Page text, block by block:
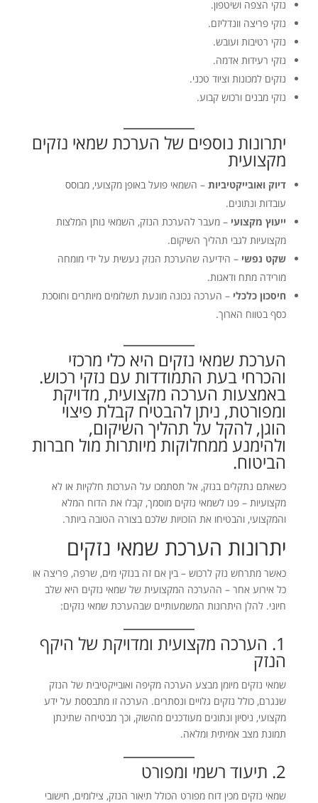
נזקי הצפה ושיטפון.
נזקי פריצה וונדליזם.
נזקי רטיבות ועובש.
נזקי רעידות אדמה.
נזקים למכונות וציוד טכני.
נזקי מבנים ורכוש קבוע.
יתרונות נוספים של הערכת שמאי נזקים
מקצועית
דיוק ואובייקטיביות– השמאי פועל באופן מקצועי, מבוסס
עובדות ונתונים.
ייעוץ מקצועי – מעבר להערכת הנזק, השמאי נותן המלצות
מקצועיות לגבי תהליך השיקום.
שקט נפשי – הידיעה שהערכת הנזק נעשית על ידי מומחה
מורידה מתח ודאגות.
חיסכון כלכלי – הערכה נכונה מונעת תשלומים מיותרים וחוסכת
כסף בטווח הארוך.
הערכת שמאי נזקים היא כלי מרכזי
והכרחי בעת התמודדות עם נזקי רכוש.
באמצעות הערכה מקצועית, מדויקת
ומפורטת, ניתן להבטיח קבלת פיצוי
הוגן, להקל על תהליך השיקום,
ולהימנע ממחלוקות מיותרות מול חברות
הביטוח.
כשאתם נתקלים בנזק, אל תסתמכו על הערכות חלקיות או לא
מקצועיות – פנו לשמאי נזקים מוסמך, קבלו את הדוח המלא
והמקצועי, והבטיחו את הזכויות שלכם בצורה הטובה ביותר.
יתרונות הערכת שמאי נזקים
כאשר מתרחש נזק לרכוש – בין אם זה בנזקי מים, שרפה, פריצה או
כל אירוע אחר – ההערכה המקצועית של שמאי נזקים היא שלב
חיוני. להלן היתרונות המשמעותיים שבהערכת שמאי נזקים:
1. הערכה מקצועית ומדויקת של היקף
הנזק
שמאי נזקים מיומן מבצע הערכה מקיפה ואובייקטיבית של הנזק
שנגרם, כולל נזקים גלויים ונסתרים. הערכה זו מתבססת על ידע
מקצועי, ניסיון ונתונים מעודכנים מהשוק, וכך מבטיחה שתינתן
תמונת מצב אמיתית ומלאה.
2. תיעוד רשמי ומפורט
שמאי נזקים מכין דוח מפורט הכולל תיאור הנזק, צילומים, חישובי